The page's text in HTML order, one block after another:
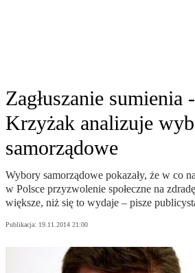
Zagłuszanie sumienia
Krzyżak analizuje
samorządowe
Wybory samorządowe pokazały, że w co
w Polsce przyzwolenie społeczne na
większe, niż się to wydaje – pisze
Publikacja: 19.11.2014 21:00